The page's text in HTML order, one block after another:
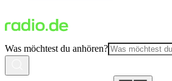
Was möchtest du anhören?